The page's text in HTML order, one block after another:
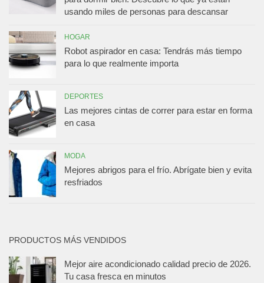
usando miles de personas para descansar
HOGAR
Robot aspirador en casa: Tendrás más tiempo
para lo que realmente importa
DEPORTES
Las mejores cintas de correr para estar en forma
en casa
MODA
Mejores abrigos para el frío. Abrígate bien y evita
resfriados
PRODUCTOS MÁS VENDIDOS
Mejor aire acondicionado calidad precio de 2026.
Tu casa fresca en minutos